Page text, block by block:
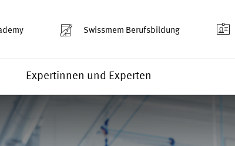
Swissmem Berufsbildung
Expertinnen und Experten